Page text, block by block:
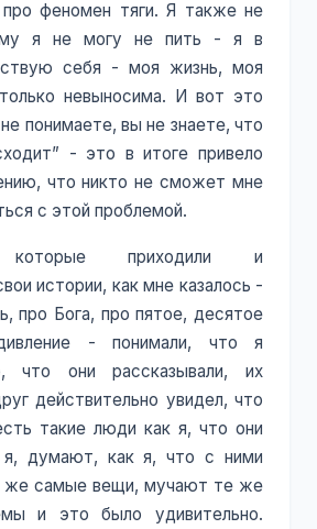
про феномен тяги. Я также не
я не могу не пить - я в
себя - моя жизнь, моя
невыносима. И вот это
понимаете, вы не знаете, что
- это в итоге привело
что никто не сможет мне
с этой проблемой.
которые приходили и
истории, как мне казалось -
про Бога, про пятое, десятое
- понимали, что я
что они рассказывали, их
действительно увидел, что
такие люди как я, что они
я, думают, как я, что с ними
же самые вещи, мучают те же
и это было удивительно.